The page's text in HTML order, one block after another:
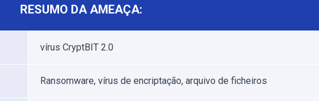
RESUMO DA AMEAÇA:
vírus CryptBIT 2.0
Ransomware, vírus de encriptação, arquivo de ficheiros